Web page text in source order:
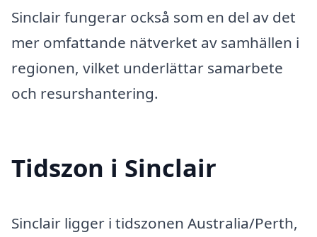
Sinclair fungerar också som en del av det
mer omfattande nätverket av samhällen i
regionen, vilket underlättar samarbete
och resurshantering.
Tidszon i Sinclair
Sinclair ligger i tidszonen Australia/Perth,